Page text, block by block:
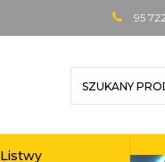
95
Listwy